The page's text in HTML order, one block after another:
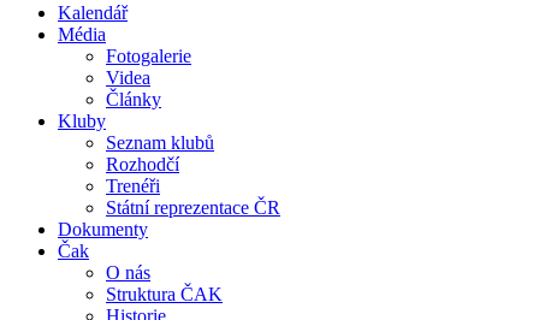
Kalendář
Média
Fotogalerie
Videa
Články
Kluby
Seznam klubů
Rozhodčí
Trenéři
Státní reprezentace ČR
Dokumenty
Čak
O nás
Struktura ČAK
Historie